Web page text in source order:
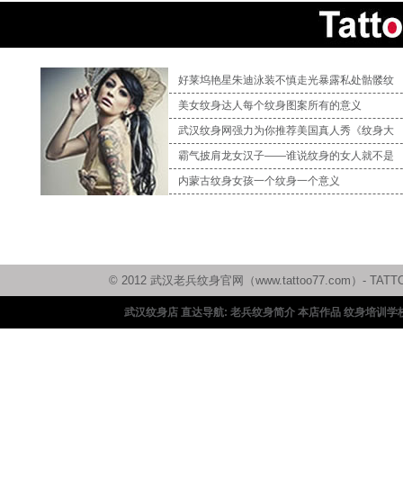
好莱坞艳星朱迪泳装不慎走光暴露私处骷髅纹
美女纹身达人每个纹身图案所有的意义
武汉纹身网强力为你推荐美国真人秀《纹身大
霸气披肩龙女汉子——谁说纹身的女人就不是
内蒙古纹身女孩一个纹身一个意义
© 2012 武汉老兵纹身官网（www.tattoo77.com）-
武汉纹身店 直达导航: 老兵纹身简介 本店作品 纹身培训学